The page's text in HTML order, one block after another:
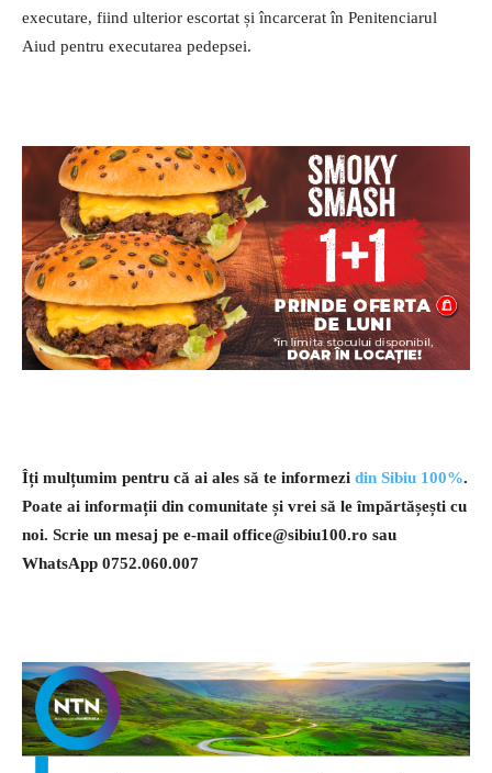
executare, fiind ulterior escortat și încarcerat în Penitenciarul
Aiud pentru executarea pedepsei.
Îți mulțumim pentru că ai ales să te informezi din Sibiu 100%.
Poate ai informații din comunitate și vrei să le împărtășești cu
noi. Scrie un mesaj pe e-mail office@sibiu100.ro sau
WhatsApp 0752.060.007